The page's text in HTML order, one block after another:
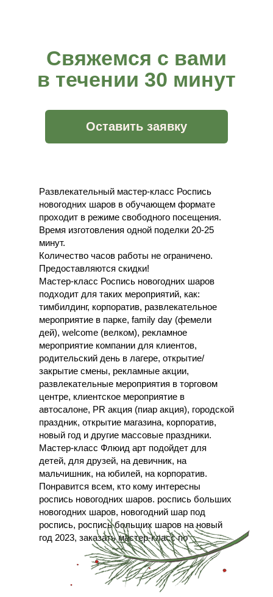
Свяжемся с вами
в течении 30 минут
Оставить заявку
Развлекательный мастер-класс Роспись
новогодних шаров в обучающем формате
проходит в режиме свободного посещения.
Время изготовления одной поделки 20-25
минут.
Количество часов работы не ограничено.
Предоставляются скидки!
Мастер-класс Роспись новогодних шаров
подходит для таких мероприятий, как:
тимбилдинг, корпоратив, развлекательное
мероприятие в парке, family day (фемели
дей), welcome (велком), рекламное
мероприятие компании для клиентов,
родительский день в лагере, открытие/
закрытие смены, рекламные акции,
развлекательные мероприятия в торговом
центре, клиентское мероприятие в
автосалоне, PR акция (пиар акция), городской
праздник, открытие магазина, корпоратив,
новый год и другие массовые праздники.
Мастер-класс Флюид арт подойдет для
детей, для друзей, на девичник, на
мальчишник, на юбилей, на корпоратив.
Понравится всем, кто кому интересны
роспись новогодних шаров. роспись больших
новогодних шаров, новогодний шар под
роспись, роспись больших шаров на новый
год 2023, заказать мастер-класс по
новогодним шарам в Москве, заказать
выездной мастер-класс по росписи
новогодних шаров, выездной мастер-класс по
росписи новогодних шаров, роспись